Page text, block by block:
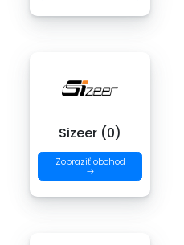
Sizeer (0)
Zobraziť obchod
→